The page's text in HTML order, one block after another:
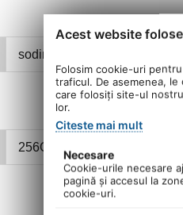
sodimm DDR4 16Gb
256Gb NVME M2
Acest website
Folosim cookie-uri
traficul. De asemenea,
care folosiți site-ul
lor.
Citeste mai mult
Necesare
Cookie-urile necesare
pagină şi accesul la
cookie-uri.